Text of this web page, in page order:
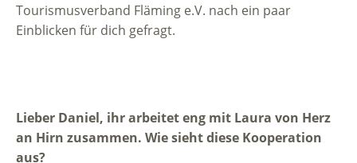
Tourismusverband Fläming e.V. nach ein paar
Einblicken für dich gefragt.
Lieber Daniel, ihr arbeitet eng mit Laura von Herz
an Hirn zusammen. Wie sieht diese Kooperation
aus?